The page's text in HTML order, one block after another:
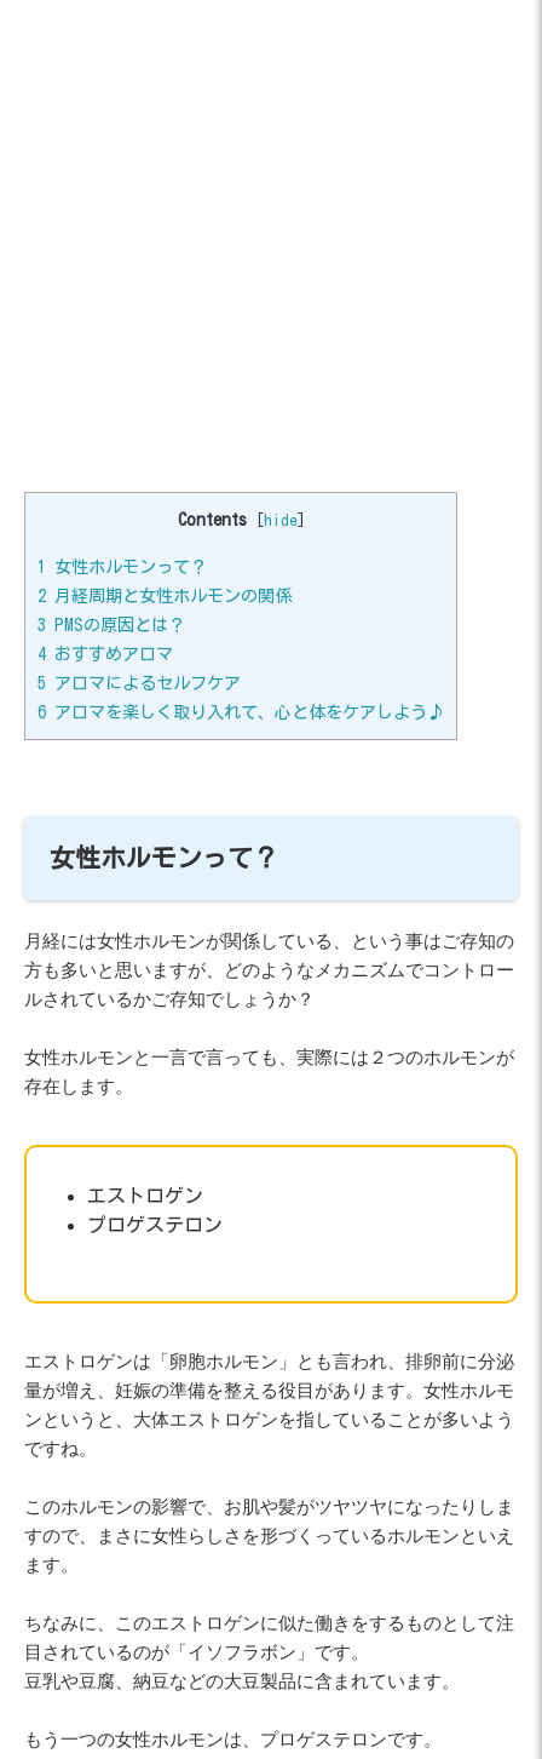
Contents hide]
1
女性ホルモンって？
2 月経周期と女性ホルモンの関係
3 PMSの原因とは？
4 おすすめアロマ
5 アロマによるセルフケア
6 アロマを楽しく取り入れて、心と体をケアしよう♪
女性ホルモンって？
月経には女性ホルモンが関係している、という事はご存知の
方も多いと思いますが、どのようなメカニズムでコントロー
ルされているかご存知でしょうか？
女性ホルモンと一言で言っても、実際には２つのホルモンが
存在します。
エストロゲン
プロゲステロン
エストロゲンは「卵胞ホルモン」とも言われ、排卵前に分泌
量が増え、妊娠の準備を整える役目があります。女性ホルモ
ンというと、大体エストロゲンを指していることが多いよう
ですね。
このホルモンの影響で、お肌や髪がツヤツヤになったりしま
すので、まさに女性らしさを形づくっているホルモンといえ
ます。
ちなみに、このエストロゲンに似た働きをするものとして注
目されているのが「イソフラボン」です。
豆乳や豆腐、納豆などの大豆製品に含まれています。
もう一つの女性ホルモンは、プロゲステロンです。